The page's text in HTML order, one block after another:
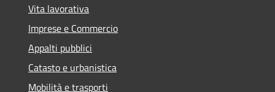
Vita lavorativa
Imprese e Commercio
Appalti pubblici
Catasto e urbanistica
Mobilità e trasporti